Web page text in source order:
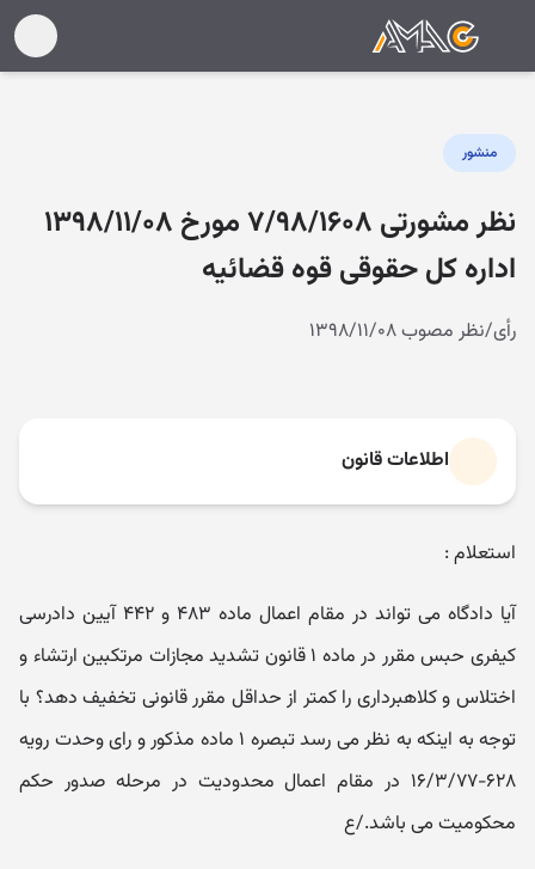
منشور
نظر مشورتی ۷/۹۸/۱۶۰۸ مورخ ۱۳۹۸/۱۱/۰۸
اداره کل حقوقی قوه قضائیه
رأی/نظر مصوب ۱۳۹۸/۱۱/۰۸
اطلاعات قانون
استعلام :
آیا دادگاه می تواند در مقام اعمال ماده ۴۸۳ و ۴۴۲ آیین دادرسی
کیفری حبس مقرر در ماده ۱ قانون تشدید مجازات مرتکبین ارتشاء و
اختلاس و کلاهبرداری را کمتر از حداقل مقرر قانونی تخفیف دهد؟ با
توجه به اینکه به نظر می رسد تبصره ۱ ماده مذکور و رای وحدت رویه
۶۲۸-۱۶/۳/۷۷ در مقام اعمال محدودیت در مرحله صدور حکم
محکومیت می باشد./ع